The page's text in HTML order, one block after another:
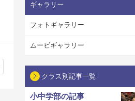
ギャラリー
フォトギャラリー
ムービギャラリー
クラス別記事一覧
小中学部の記事